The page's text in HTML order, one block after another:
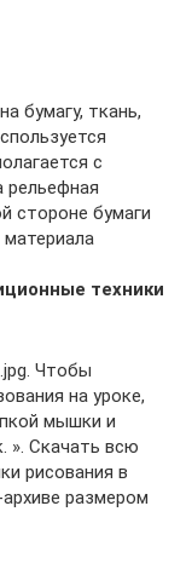
бумагу, ткань,
с
рельефная
стороне бумаги
техники
Чтобы
на уроке,
мышки и
». Скачать всю
рисования в
размером